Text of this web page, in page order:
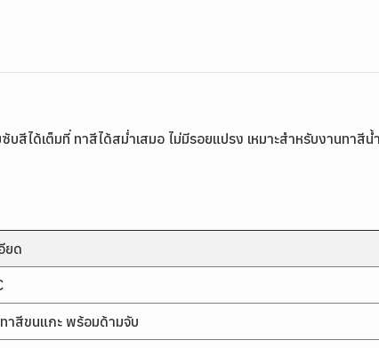
ได้เต็มที่ ทาสีได้สม่ำเสมอ ไม่มีรอยแปรง เหมาะสำหรับงานทา
ยด
าสีขนแกะ พร้อมด้ามจับ